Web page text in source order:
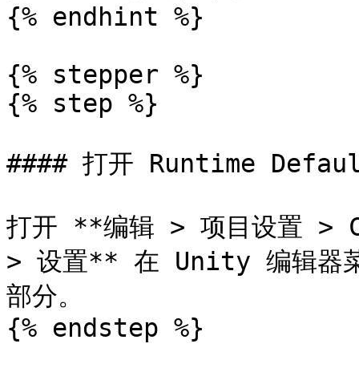
{% endhint %}
{% stepper %}
{% step %}
#### 打开 Runtime
打开 **编辑 > 项目设置 >
> 设置** 在 Unity 编辑器
部分。
{% endstep %}